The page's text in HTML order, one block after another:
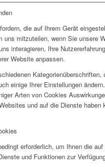
die auf Ihrem Gerät
uns mitzuteilen, wenn Sie unsere
interagieren, Ihre
Website anpassen.
Kategorienüberschriften,
einige Ihrer Einstellungen
Arten von Cookies
und auf die Dienste haben
erforderlich, um Ihnen die auf
und Funktionen zur